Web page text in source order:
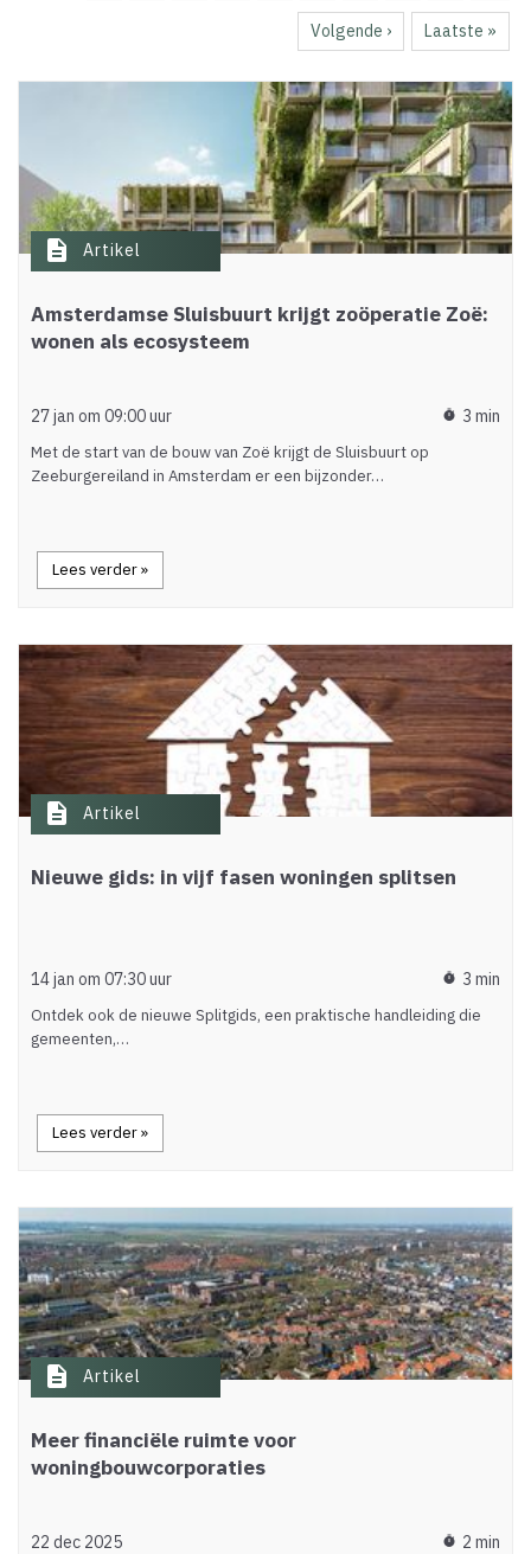
pagina
Volgende
pagina
Volgende ›
Laatste
pagina
Laatste »
description Artikel
Amsterdamse Sluisbuurt krijgt zoöperatie Zoë:
wonen als ecosysteem
27 jan om 09:00 uur timer 3 min
Met de start van de bouw van Zoë krijgt de Sluisbuurt op
Zeeburgereiland in Amsterdam er een bijzonder…
Lees verder »
description Artikel
Nieuwe gids: in vijf fasen woningen splitsen
14 jan om 07:30 uur timer 3 min
Ontdek ook de nieuwe Splitgids, een praktische handleiding die
gemeenten,…
Lees verder »
description Artikel
Meer financiële ruimte voor
woningbouwcorporaties
22 dec 2025 timer 2 min